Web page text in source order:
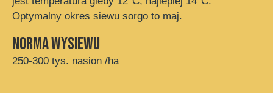
Optymalny okres siewu sorgo to maj.
Norma wysiewu
250-300 tys. nasion /ha